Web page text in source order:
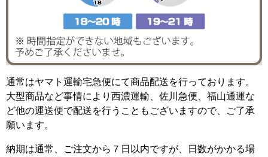
通常はヤマト運輸宅急便にて商品配送を行っております。
大型商品など事情により西濃運輸、佐川急便、福山通運な
ど他の運送便で配送を行うこともございますので、ご了承
願います。
納期は通常、ご注文から７日以内ですが、日数がかかる場